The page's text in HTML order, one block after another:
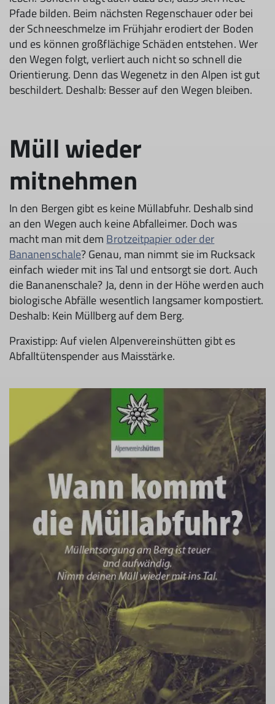
Pfade bilden. Beim nächsten Regenschauer oder bei
der Schneeschmelze im Frühjahr erodiert der Boden
und es können großflächige Schäden entstehen. Wer
den Wegen folgt, verliert auch nicht so schnell die
Orientierung. Denn das Wegenetz in den Alpen ist gut
beschildert. Deshalb: Besser auf den Wegen bleiben.
Müll wieder
mitnehmen
In den Bergen gibt es keine Müllabfuhr. Deshalb sind
an den Wegen auch keine Abfalleimer. Doch was
macht man mit dem Brotzeitpapier oder der
Bananenschale? Genau, man nimmt sie im Rucksack
einfach wieder mit ins Tal und entsorgt sie dort. Auch
die Bananenschale? Ja, denn in der Höhe werden auch
biologische Abfälle wesentlich langsamer kompostiert.
Deshalb: Kein Müllberg auf dem Berg.
Praxistipp: Auf vielen Alpenvereinshütten gibt es
Abfalltütenspender aus Maisstärke.